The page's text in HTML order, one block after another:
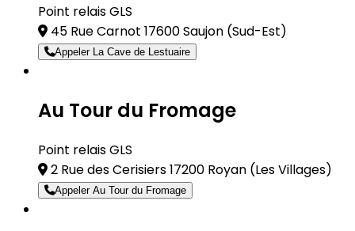
Point relais GLS
45 Rue Carnot 17600 Saujon (Sud-Est)
Appeler La Cave de Lestuaire
Au Tour du Fromage
Point relais GLS
2 Rue des Cerisiers 17200 Royan (Les Villages)
Appeler Au Tour du Fromage